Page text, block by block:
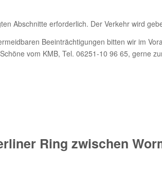
Abschnitte erforderlich. Der Verkehr wird
Beeinträchtigungen bitten wir im
vom KMB, Tel. 06251-10 96 65, gerne
Ring zwischen